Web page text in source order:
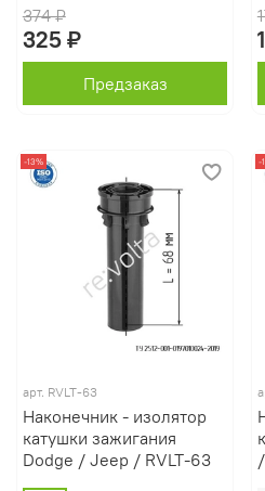
374 ₽
325 ₽
Предзаказ
-13%
арт. RVLT-63
Наконечник - изолятор
катушки зажигания
Dodge / Jeep / RVLT-63
-